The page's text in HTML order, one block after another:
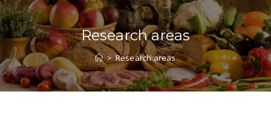
Research areas
> Research areas